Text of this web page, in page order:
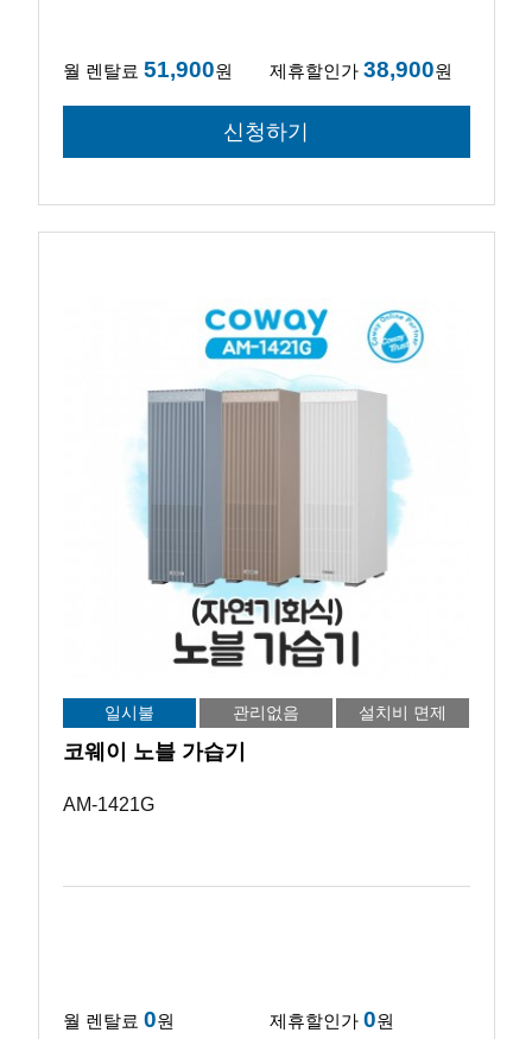
월 렌탈료 51,900원 제휴할인가38,900원
일시불 관리없음 설치비 면제
코웨이 노블 가습기
AM-1421G
월 렌탈료 0원 제휴할인가0원